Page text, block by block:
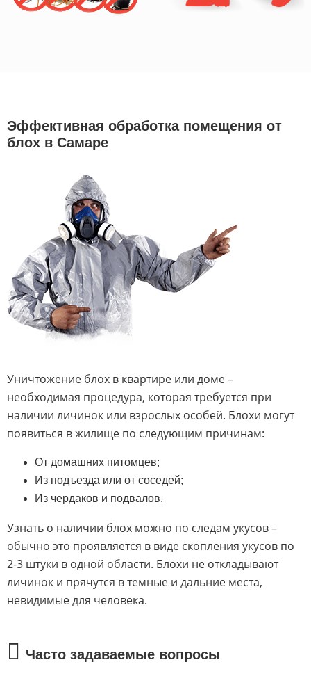
Эффективная обработка помещения от
блох в Самаре
Уничтожение блох в квартире или доме –
необходимая процедура, которая требуется при
наличии личинок или взрослых особей. Блохи могут
появиться в жилище по следующим причинам:
От домашних питомцев;
Из подъезда или от соседей;
Из чердаков и подвалов.
Узнать о наличии блох можно по следам укусов –
обычно это проявляется в виде скопления укусов по
2-3 штуки в одной области. Блохи не откладывают
личинок и прячутся в темные и дальние места,
невидимые для человека.
Часто задаваемые вопросы